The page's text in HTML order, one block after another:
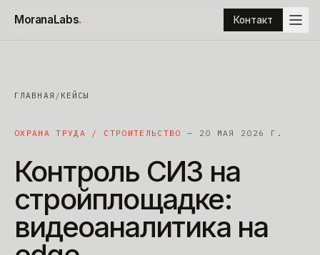
MoranaLabs. Контакт
ГЛАВНАЯ / КЕЙСЫ
ОХРАНА ТРУДА / СТРОИТЕЛЬСТВО — 20 МАЯ 2026 Г.
Контроль СИЗ на
стройплощадке:
видеоаналитика на